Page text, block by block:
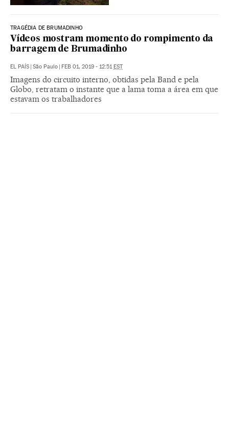
TRAGÉDIA DE BRUMADINHO
Vídeos mostram momento do rompimento da
barragem de Brumadinho
EL PAÍS | São Paulo | FEB 01, 2019 - 12:51EST
Imagens do circuito interno, obtidas pela Band e pela
Globo, retratam o instante que a lama toma a área em que
estavam os trabalhadores